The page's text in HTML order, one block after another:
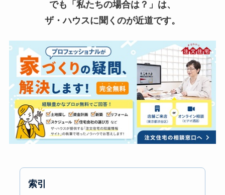
でも「私たちの場合は？」は、
ザ・ハウスに聞くのが近道です。
索引